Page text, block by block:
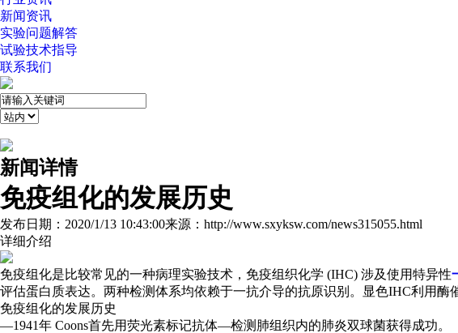
新闻资讯
实验问题解答
试验技术指导
联系我们
新闻详情
免疫组化的发展历史
发布日期：2020/1/13 10:43:00来源：http://www.sxyksw.com/news315055.html
详细介绍
免疫组化是比较常见的一种病理实验技术，免疫组织化学 (IHC) 涉及使用特异性
评估蛋白质表达。两种检测体系均依赖于一抗介导的抗原识别。显色IHC利用
免疫组化的发展历史
—1941年 Coons首先用荧光素标记抗体—检测肺组织内的肺炎双球菌获得成功。